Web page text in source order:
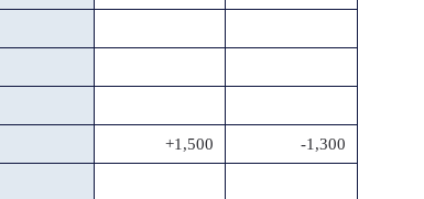
+1,500 -1,300